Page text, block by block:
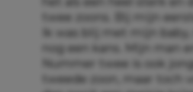
twee zoons. Bij mijn
Ik was blij met mijn
nog een kans. Mijn man
Nummer twee is ook
tweede zoon, maar toch